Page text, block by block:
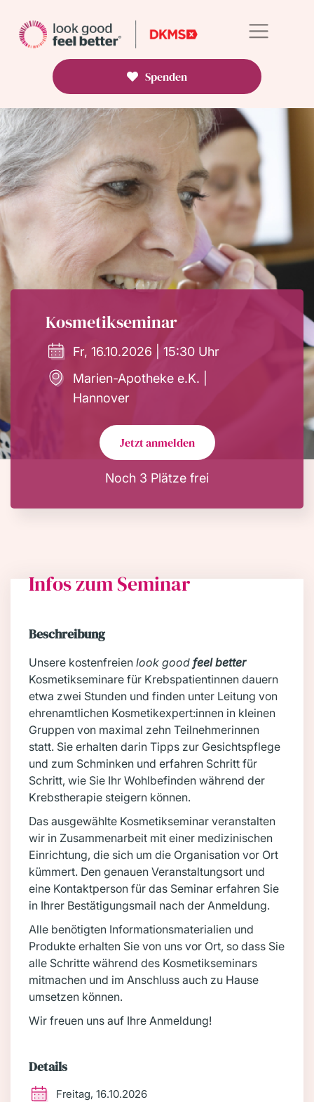
Spenden
Kosmetikseminar
Fr, 16.10.2026 | 15:30 Uhr
Marien-Apotheke e.K. |
Hannover
Jetzt anmelden
Noch 3 Plätze frei
Infos zum Seminar
Beschreibung
Unsere kostenfreien look good feel better
Kosmetikseminare für Krebspatientinnen dauern
etwa zwei Stunden und finden unter Leitung von
ehrenamtlichen Kosmetikexpert:innen in kleinen
Gruppen von maximal zehn Teilnehmerinnen
statt. Sie erhalten darin Tipps zur Gesichtspflege
und zum Schminken und erfahren Schritt für
Schritt, wie Sie Ihr Wohlbefinden während der
Krebstherapie steigern können.
Das ausgewählte Kosmetikseminar veranstalten
wir in Zusammenarbeit mit einer medizinischen
Einrichtung, die sich um die Organisation vor Ort
kümmert. Den genauen Veranstaltungsort und
eine Kontaktperson für das Seminar erfahren Sie
in Ihrer Bestätigungsmail nach der Anmeldung.
Alle benötigten Informationsmaterialien und
Produkte erhalten Sie von uns vor Ort, so dass Sie
alle Schritte während des Kosmetikseminars
mitmachen und im Anschluss auch zu Hause
umsetzen können.
Wir freuen uns auf Ihre Anmeldung!
Details
Freitag, 16.10.2026